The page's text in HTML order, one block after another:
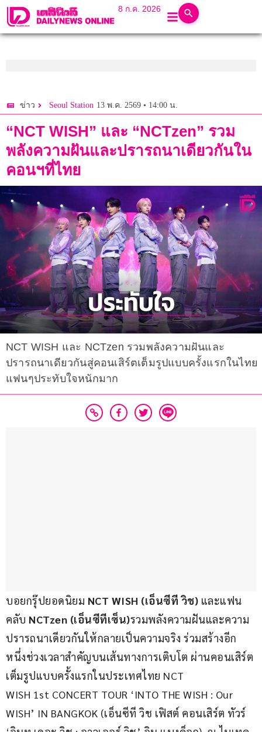
8 ก.ค. 2026
ข่าว Seoul Station 13 พ.ค. 2569 • 14:00 น.
“NCT WISH” และ “NCTzen” รวม
พลังความฝันและปรารถนาเดียวกันใน
คอนฯที่ไทย
NCT WISH และ NCTzen รวมพลังความฝันและ
ปรารถนาเดียวกันสู่คอนเสิร์ตเต็มรูปแบบครั้งแรกในไทย
แฟนๆประทับใจหนักมาก
บอยกรุ๊ปยอดนิยม NCT WISH (เอ็นซีที วิช) และแฟน
คลับ NCTzen (เอ็นซีทีเซ็น)รวมพลังความฝันและความ
ปรารถนาเดียวกันให้กลายเป็นความจริง ร่วมสร้างอีก
หนึ่งช่วงเวลาสำคัญบนเส้นทางการเติบโต ผ่านคอนเสิร์ต
เต็มรูปแบบครั้งแรกในประเทศไทย NCT
WISH 1st CONCERT TOUR ‘INTO THE WISH : Our
WISH’ IN BANGKOK (เอ็นซีที วิช เฟิสต์ คอนเสิร์ต ทัวร์